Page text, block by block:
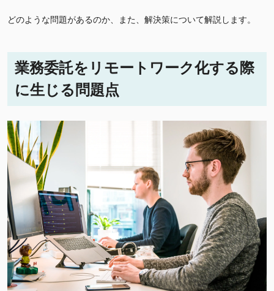
どのような問題があるのか、また、解決策について解説します。
業務委託をリモートワーク化する際
に生じる問題点